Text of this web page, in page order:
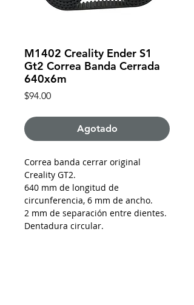
M1402 Creality Ender S1
Gt2 Correa Banda Cerrada
640x6m
$94.00Precio
Agotado
Correa banda cerrar original
Creality GT2.
640 mm de longitud de
circunferencia, 6 mm de ancho.
2 mm de separación entre dientes.
Dentadura circular.